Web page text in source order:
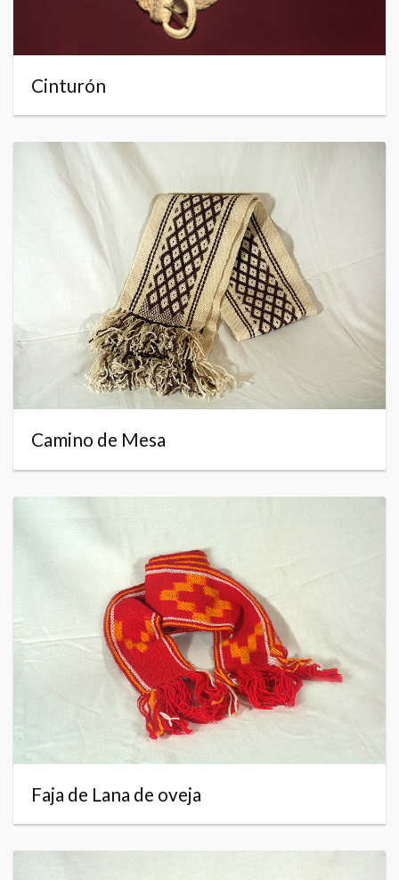
Cinturón
Camino de Mesa
Faja de Lana de oveja